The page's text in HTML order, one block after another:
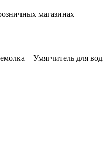
магазинах
+ Умягчитель для